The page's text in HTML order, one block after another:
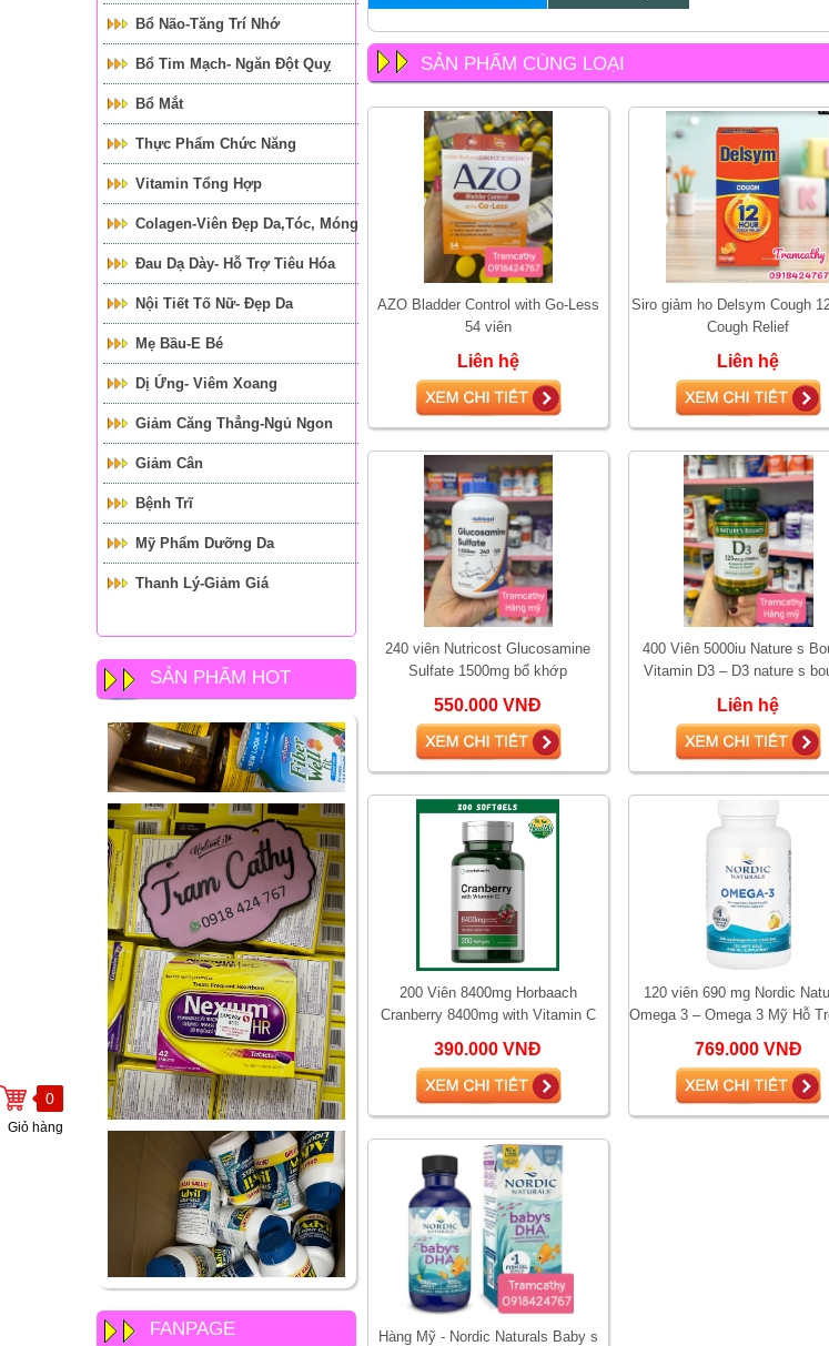
0
Giỏ hàng
Bổ Não-Tăng Trí Nhớ
Bổ Tim Mạch- Ngăn Đột Quỵ
Bổ Mắt
Thực Phẩm Chức Năng
Vitamin Tổng Hợp
Colagen-Viên Đẹp Da,tóc, Móng
Đau Dạ Dày- Hỗ Trợ Tiêu Hóa
Nội Tiết Tố Nữ- Đẹp Da
Mẹ Bầu-E Bé
Dị Ứng- Viêm Xoang
Giảm Căng Thẳng-Ngủ Ngon
Giảm Cân
Bệnh Trĩ
Mỹ Phẩm Dưỡng Da
Thanh Lý-Giảm Giá
SẢN PHẨM HOT
FANPAGE
SẢN PHẨM CÙNG LOẠI
AZO Bladder Control with Go-Less
54 viên
Liên hệ
Siro giảm ho Delsym Cough
Cough Relief
Liên hệ
240 viên Nutricost Glucosamine
Sulfate 1500mg bổ khớp
550.000 VNĐ
400 Viên 5000iu Nature s
Vitamin D3 – D3 nature s
5000
Liên hệ
200 Viên 8400mg Horbaach
Cranberry 8400mg with Vitamin C
viêm nhiễ
390.000 VNĐ
120 viên 690 mg Nordic
Omega 3 – Omega 3 Mỹ Hỗ
769.000 VNĐ
Hàng Mỹ - Nordic Naturals Baby s